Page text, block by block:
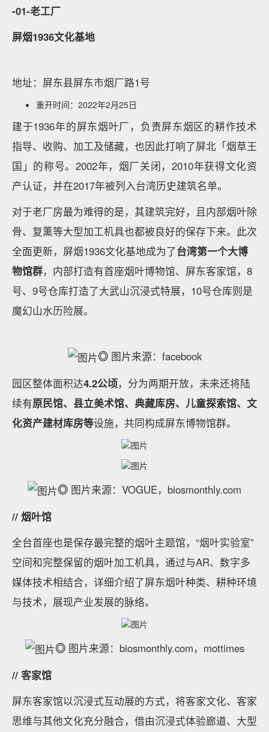
-01-老工厂
屏烟1936文化基地
地址：屏东县屏东市烟厂路1号
重开时间：2022年2月25日
建于1936年的屏东烟叶厂，负责屏东烟区的耕作技术
指导、收购、加工及储藏，也因此打响了屏北「烟草王
国」的称号。2002年，烟厂关闭，2010年获得文化资
产认证，并在2017年被列入台湾历史建筑名单。
对于老厂房最为难得的是，其建筑完好，且内部烟叶除
骨、复薰等大型加工机具也都被良好的保存下来。此次
全面更新，屏烟1936文化基地成为了台湾第一个大博
物馆群，内部打造有首座烟叶博物馆、屏东客家馆，8
号、9号仓库打造了大武山沉浸式特展，10号仓库则是
魔幻山水历险展。
◎ 图片来源：facebook
园区整体面积达4.2公顷，分为两期开放，未来还将陆
续有原民馆、县立美术馆、典藏库房、儿童探索馆、文
化资产建材库房等设施，共同构成屏东博物馆群。
◎ 图片来源：VOGUE，biosmonthly.com
// 烟叶馆
全台首座也是保存最完整的烟叶主题馆，“烟叶实验室”
空间和完整保留的烟叶加工机具，通过与AR、数字多
媒体技术相结合，详细介绍了屏东烟叶种类、耕种环境
与技术，展现产业发展的脉络。
◎ 图片来源：biosmonthly.com，mottimes
// 客家馆
屏东客家馆以沉浸式互动展的方式，将客家文化、客家
思维与其他文化充分融合，借由沉浸式体验廊道、大型